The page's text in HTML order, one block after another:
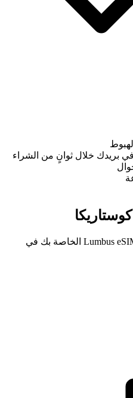
في بريدك خلال ثوانٍ من الشراء
الشبكات الحقيقية التي تتصل بها Lumbus eSIM الخاصة بك في